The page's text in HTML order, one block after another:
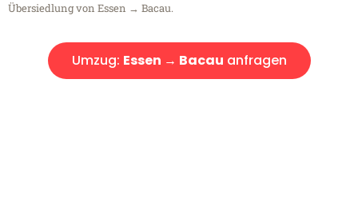
Übersiedlung von Essen → Bacau.
Umzug: Essen → Bacau anfragen